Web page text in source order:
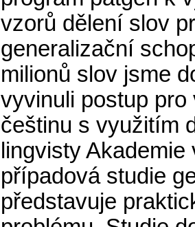
vzorů dělení slov
generalizační
milionů slov jsme
vyvinuli postup
češtinu s využitím
lingvisty
případová studie
představuje